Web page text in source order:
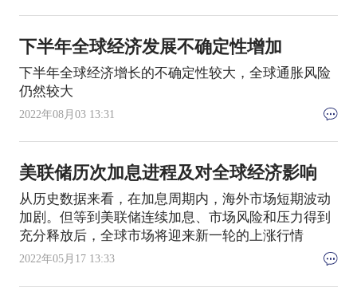
下半年全球经济发展不确定性增加
下半年全球经济增长的不确定性较大，全球通胀风险
仍然较大
2022年08月03 13:31
美联储历次加息进程及对全球经济影响
从历史数据来看，在加息周期内，海外市场短期波动
加剧。但等到美联储连续加息、市场风险和压力得到
充分释放后，全球市场将迎来新一轮的上涨行情
2022年05月17 13:33